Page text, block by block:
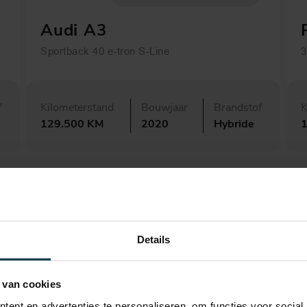
Details
cookies
Audi A3
Sportback 40 e-tron S-Line
Kilometerstand
129.500 KM
Bouwjaar
2020
Brandstof
Hybride